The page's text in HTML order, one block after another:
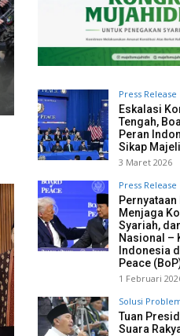
Press Release
Eskalasi
Tengah,
Peran
Sikap
3 Maret 2026
Press Release
Menjaga
Syariah,
Nasional –
Indonesia
Peace
1 Februari
Solusi
Tuan
Suara